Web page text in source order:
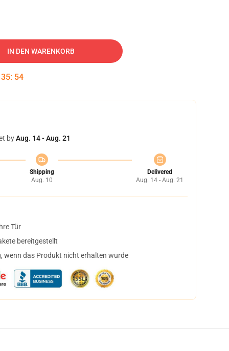
IN DEN WARENKORB
35: 53
byAug. 14 - Aug. 21
Shipping
Aug. 10
Delivered
Aug. 14 - Aug. 21
Tür
bereitgestellt
wenn das Produkt nicht erhalten wurde